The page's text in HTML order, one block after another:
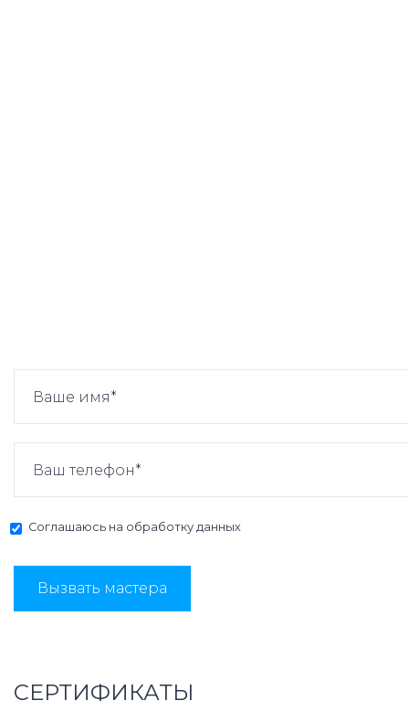
Соглашаюсь на обработку данных
Вызвать мастера
СЕРТИФИКАТЫ